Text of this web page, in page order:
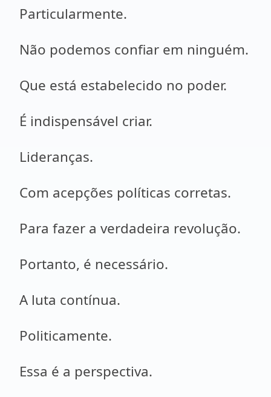
Particularmente.
Não podemos confiar em ninguém.
Que está estabelecido no poder.
É indispensável criar.
Lideranças.
Com acepções políticas corretas.
Para fazer a verdadeira revolução.
Portanto, é necessário.
A luta contínua.
Politicamente.
Essa é a perspectiva.